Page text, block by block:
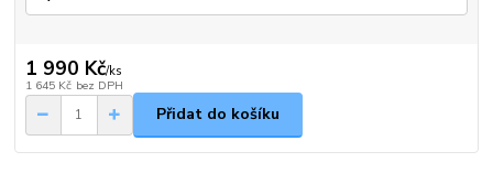
1 990 Kč/ks
1 645 Kč bez DPH
Přidat do košíku